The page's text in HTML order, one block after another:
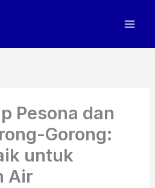
Pesona dan
Gorong:
untuk
Air